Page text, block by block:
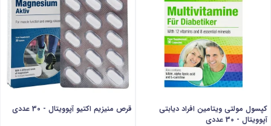
کپسول مولتی ویتامین افراد دیابتی
آپوویتال - 30 عددی
قرص منیزیم اکتیو آپوویتال - 30 عددی